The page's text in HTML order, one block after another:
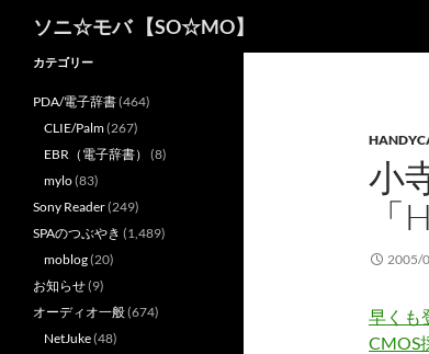
ソニ☆モバ 【SO☆MO】
小
2005/
早くも
CMOS
カテゴリー
PDA/電子辞書(464)
CLIE/Palm(267)
EBR（電子辞書） (8)
mylo(83)
Sony Reader(249)
SPAのつぶやき (1,489)
moblog(20)
お知らせ(9)
オーディオ一般(674)
NetJuke(48)